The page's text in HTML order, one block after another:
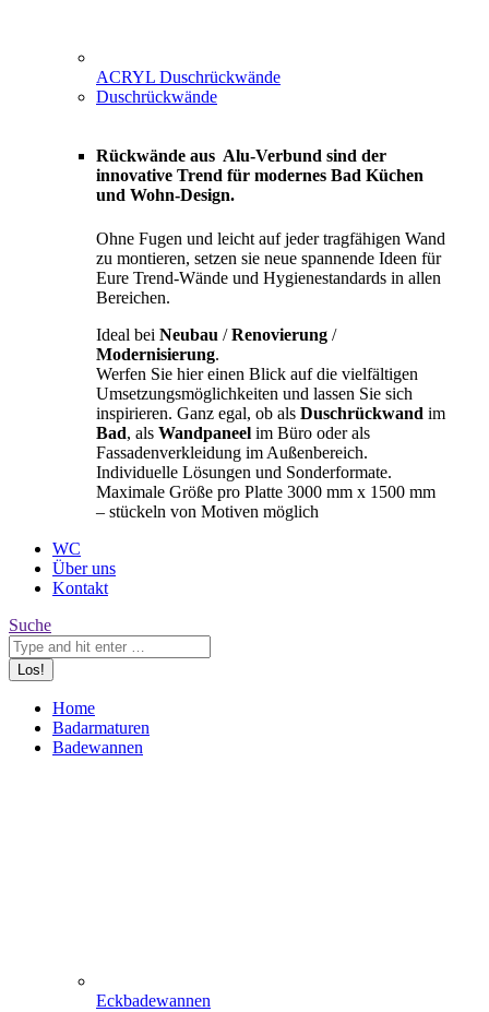
ACRYL Duschrückwände
Duschrückwände
Rückwände aus Alu-Verbund sind der
innovative Trend für modernes Bad Küchen
und Wohn-Design.
Ohne Fugen und leicht auf jeder tragfähigen Wand
zu montieren, setzen sie neue spannende Ideen für
Eure Trend-Wände und Hygienestandards in allen
Bereichen.
Ideal bei Neubau /Renovierung /
Modernisierung.
Werfen Sie hier einen Blick auf die vielfältigen
Umsetzungsmöglichkeiten und lassen Sie sich
inspirieren. Ganz egal, ob als Duschrückwand im
Bad, als Wandpaneel im Büro oder als
Fassadenverkleidung im Außenbereich.
Individuelle Lösungen und Sonderformate.
Maximale Größe pro Platte 3000 mm x 1500 mm
– stückeln von Motiven möglich
WC
Über uns
Kontakt
Search:
Suche
Home
Badarmaturen
Badewannen
Eckbadewannen